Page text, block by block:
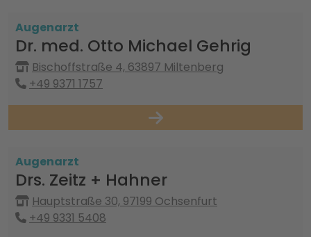
Augenarzt
Dr. med. Otto Michael Gehrig
Bischoffstraße 4, 63897 Miltenberg
+49 9371 1757
Augenarzt
Drs. Zeitz + Hahner
Hauptstraße 30, 97199 Ochsenfurt
+49 9331 5408